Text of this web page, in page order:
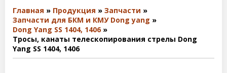
Главная Продукция
Запчасти
Запчасти для БКМ и КМУ Dong yang
Dong Yang SS 1404, 1406
Тросы, канаты телескопирования стрелы Dong
Yang SS 1404, 1406